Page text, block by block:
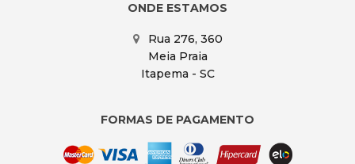
ONDE ESTAMOS
Rua 276, 360
Meia Praia
Itapema - SC
FORMAS DE PAGAMENTO